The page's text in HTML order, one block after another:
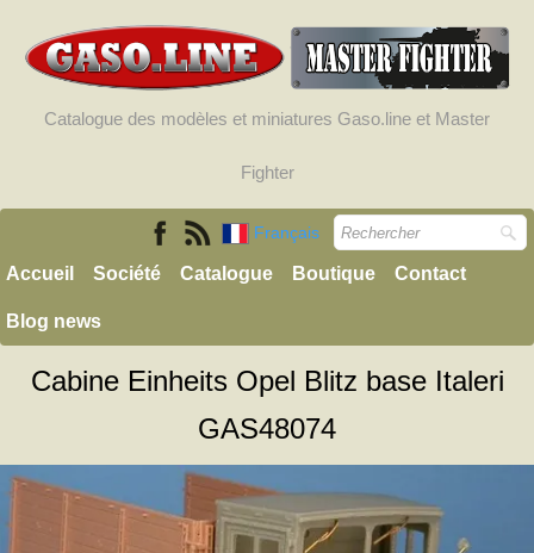
Catalogue des modèles et miniatures Gaso.line et Master
Fighter
Français
Accueil Société Catalogue Boutique Contact
Blog news
Cabine Einheits Opel Blitz base Italeri
GAS48074